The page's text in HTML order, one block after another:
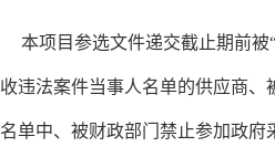
本项目参选文件递交截止期前被
收违法案件当事人名单的供应商、
名单中、被财政部门禁止参加政